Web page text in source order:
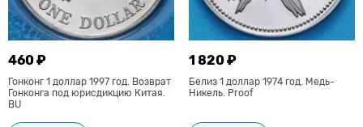
460 ₽
Гонконг 1 доллар 1997 год. Возврат
Гонконга под юрисдикцию Китая.
BU
1 820 ₽
Белиз 1 доллар 1974 год. Медь-
Никель. Proof